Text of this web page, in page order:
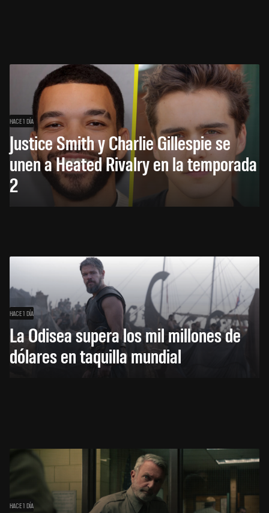
HACE 1 DÍA
Justice Smith y Charlie Gillespie se
unen a Heated Rivalry en la temporada
2
HACE 1 DÍA
La Odisea supera los mil millones de
dólares en taquilla mundial
HACE 1 DÍA